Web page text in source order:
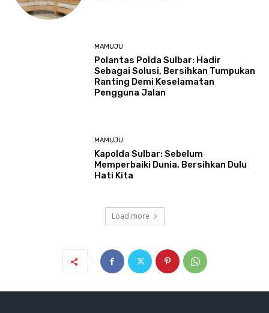
MAMUJU
Polantas Polda Sulbar: Hadir
Sebagai Solusi, Bersihkan Tumpukan
Ranting Demi Keselamatan
Pengguna Jalan
MAMUJU
Kapolda Sulbar: Sebelum
Memperbaiki Dunia, Bersihkan Dulu
Hati Kita
Load more